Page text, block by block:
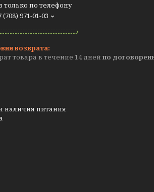
только по телефону
(708) 971-01-03
товара в течение 14 дней по
наличия питания